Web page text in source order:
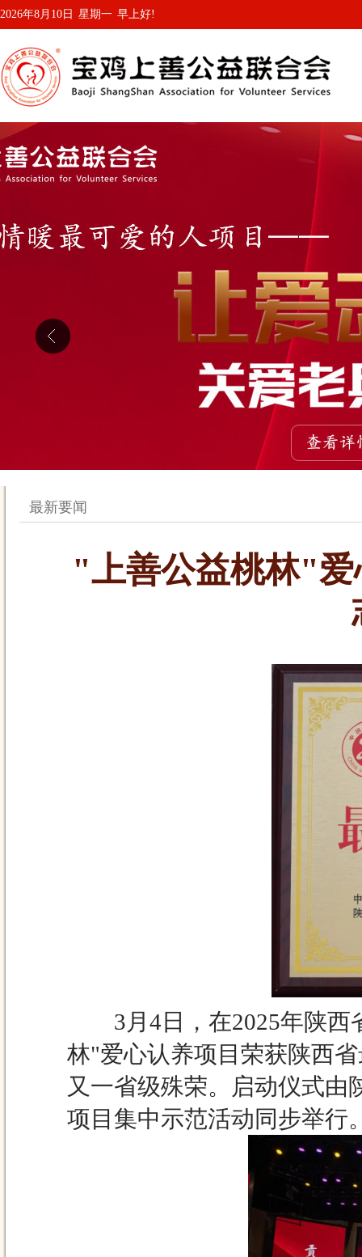
2026年8月10日 星期一 早上好!
最新要闻
"上善公益桃林"爱
3月4日，在2025年陕西
林"爱心认养项目荣获陕西
又一省级殊荣。启动仪式由
项目集中示范活动同步举行